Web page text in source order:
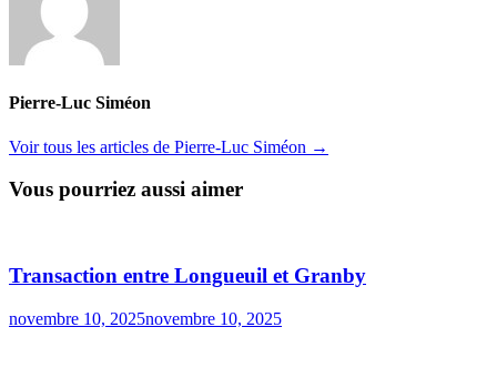
Pierre-Luc Siméon
Voir tous les articles de Pierre-Luc Siméon →
Vous pourriez aussi aimer
Transaction entre Longueuil et Granby
novembre 10, 2025novembre 10, 2025